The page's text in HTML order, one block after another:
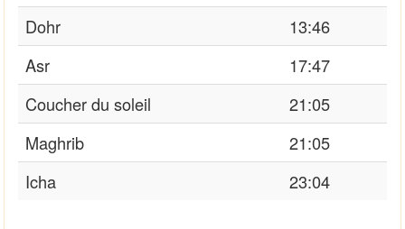
Dohr
13:46
Asr
17:47
Coucher du soleil
21:05
Maghrib
21:05
Icha
23:04